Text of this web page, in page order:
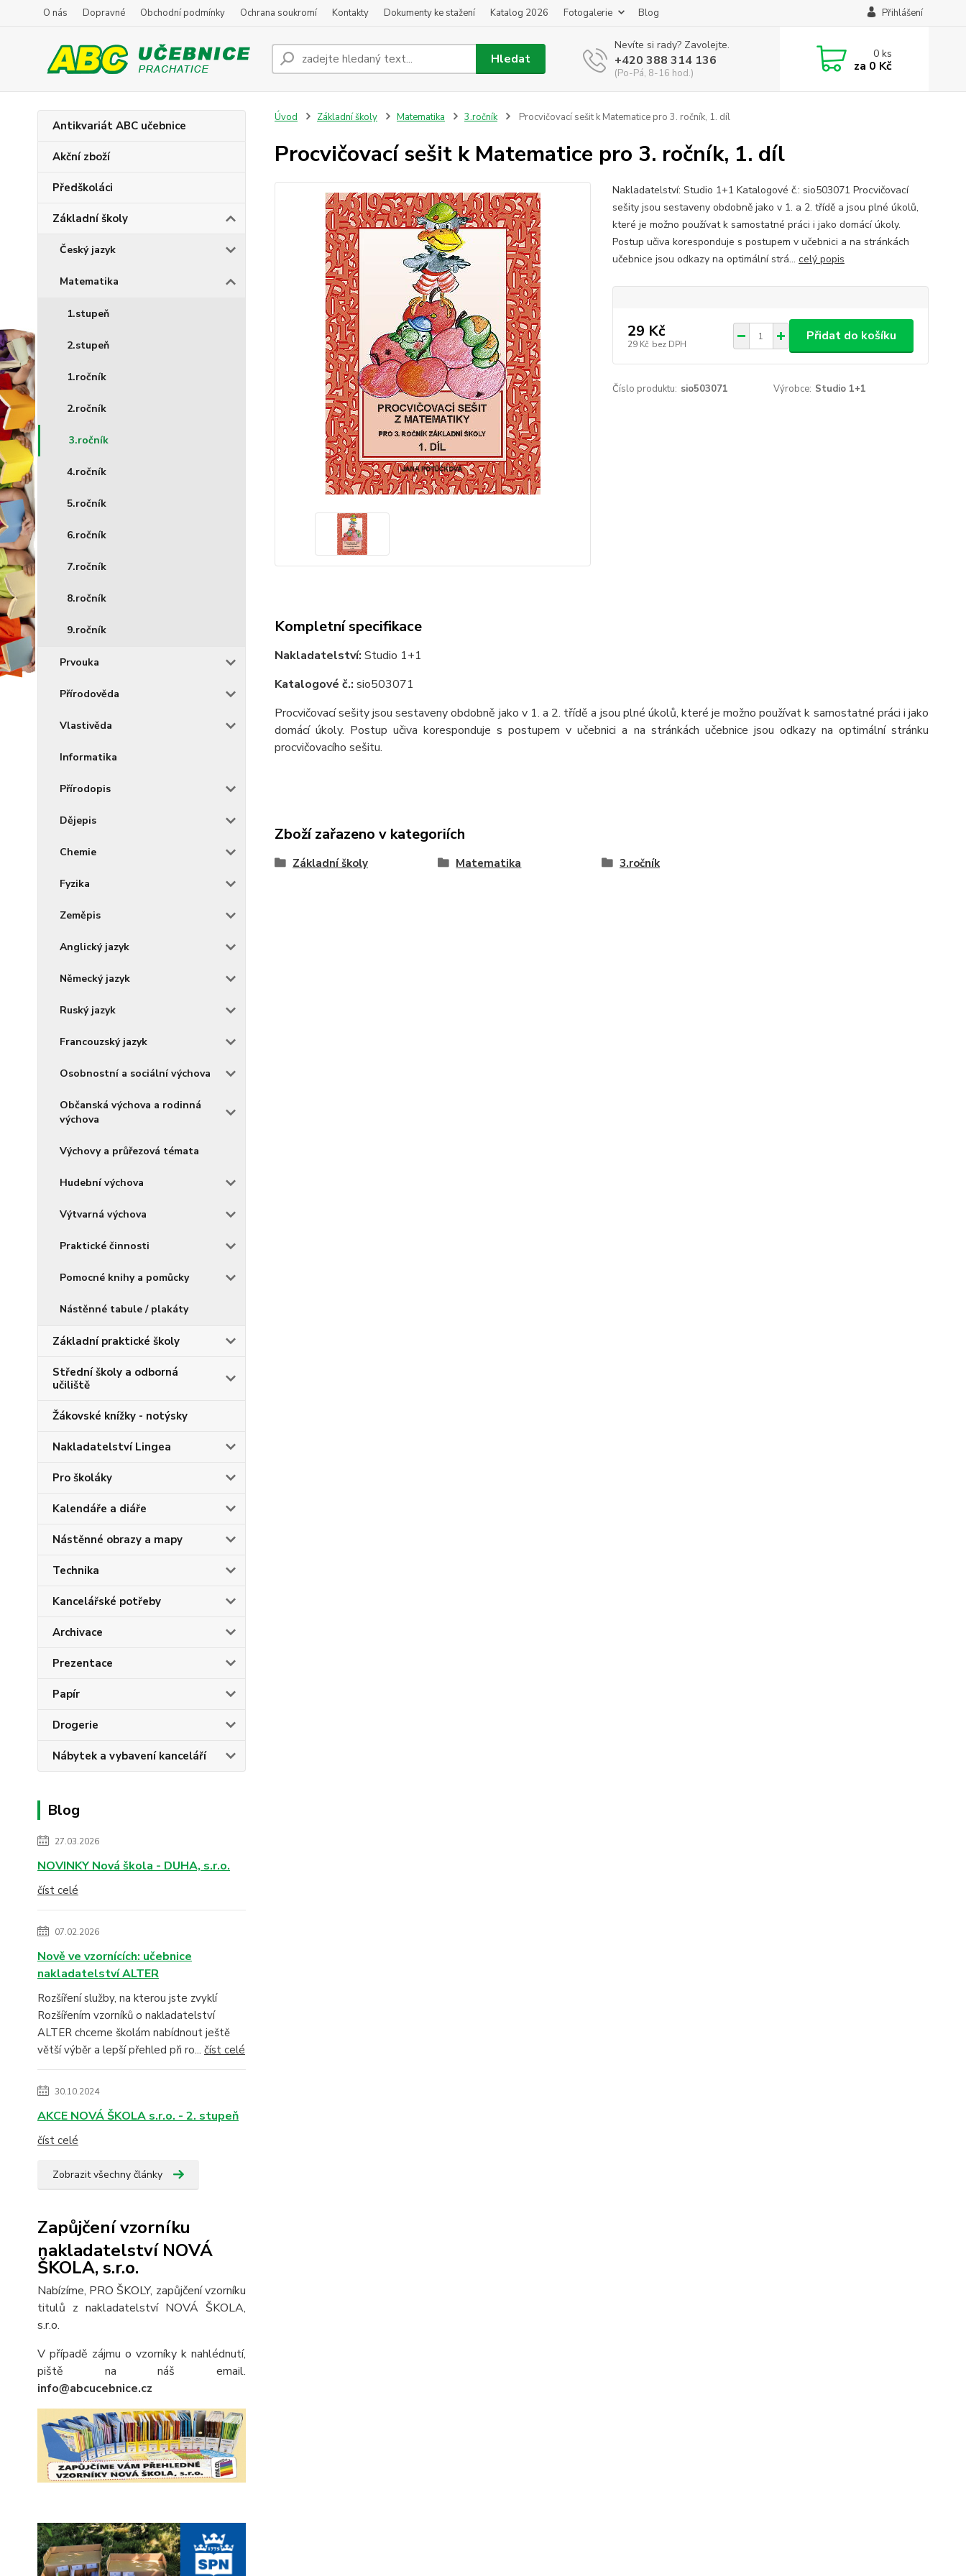
O nás Dopravné Obchodní podmínky Ochrana soukromí Kontakty Dokumenty ke stažení Katalog 2026 Fotogalerie Blog Přihlášení
Hledat
Nevíte si rady? Zavolejte.
+420 388 314 136
(Po-Pá, 8-16 hod.)
0ks
za 0 Kč
Antikvariát ABC učebnice
Akční zboží
Předškoláci
Základní školy
Český jazyk
Matematika
1.stupeň
2.stupeň
1.ročník
2.ročník
3.ročník
4.ročník
5.ročník
6.ročník
7.ročník
8.ročník
9.ročník
Prvouka
Přírodověda
Vlastivěda
Informatika
Přírodopis
Dějepis
Chemie
Fyzika
Zeměpis
Anglický jazyk
Německý jazyk
Ruský jazyk
Francouzský jazyk
Osobnostní a sociální výchova
Občanská výchova a rodinná
výchova
Výchovy a průřezová témata
Hudební výchova
Výtvarná výchova
Praktické činnosti
Pomocné knihy a pomůcky
Nástěnné tabule / plakáty
Základní praktické školy
Střední školy a odborná
učiliště
Žákovské knížky - notýsky
Nakladatelství Lingea
Pro školáky
Kalendáře a diáře
Nástěnné obrazy a mapy
Technika
Kancelářské potřeby
Archivace
Prezentace
Papír
Drogerie
Nábytek a vybavení kanceláří
Blog
27.03.2026
NOVINKY Nová škola - DUHA, s.r.o.
číst celé
07.02.2026
Nově ve vzornících: učebnice
nakladatelství ALTER
Rozšíření služby, na kterou jste zvyklí
Rozšířením vzorníků o nakladatelství
ALTER chceme školám nabídnout ještě
větší výběr a lepší přehled při ro... číst celé
30.10.2024
AKCE NOVÁ ŠKOLA s.r.o. - 2. stupeň
číst celé
Zobrazit všechny články
Zapůjčení vzorníku
nakladatelství NOVÁ
ŠKOLA, s.r.o.
Nabízíme, PRO ŠKOLY, zapůjčení vzorníku
titulů z nakladatelství NOVÁ ŠKOLA,
s.r.o.
V případě zájmu o vzorníky k nahlédnutí,
piště na náš email.
info@abcucebnice.cz
Úvod Základní školy Matematika 3.ročník Procvičovací sešit k Matematice pro 3. ročník, 1. díl
Procvičovací sešit k Matematice pro 3. ročník, 1. díl
Nakladatelství: Studio 1+1 Katalogové č.: sio503071 Procvičovací
sešity jsou sestaveny obdobně jako v 1. a 2. třídě a jsou plné úkolů,
které je možno používat k samostatné práci i jako domácí úkoly.
Postup učiva koresponduje s postupem v učebnici a na stránkách
učebnice jsou odkazy na optimální strá... celý popis
29 Kč
29 Kč bez DPH
Přidat do košíku
Číslo produktu: sio503071 Výrobce: Studio 1+1
Kompletní specifikace
Nakladatelství: Studio 1+1
Katalogové č.: sio503071
Procvičovací sešity jsou sestaveny obdobně jako v 1. a 2. třídě a jsou plné úkolů, které je možno používat k samostatné práci i jako
domácí úkoly. Postup učiva koresponduje s postupem v učebnici a na stránkách učebnice jsou odkazy na optimální stránku
procvičovacího sešitu.
Zboží zařazeno v kategoriích
Základní školy Matematika 3.ročník